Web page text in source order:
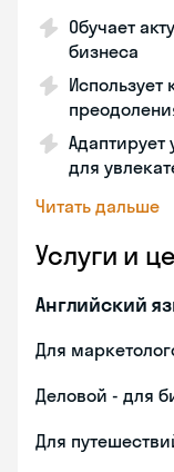
Обучает
бизнеса
Адаптирует
для
Читать дальше
Услуги и
Английский
Для
Деловой - для
Для